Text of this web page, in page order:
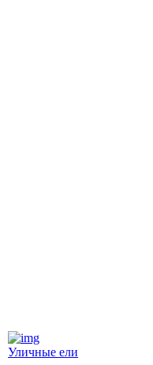
Уличные ели